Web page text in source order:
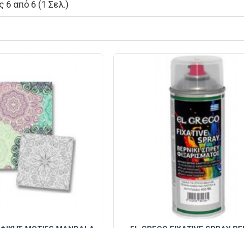
6 από 6 (1 Σελ.)